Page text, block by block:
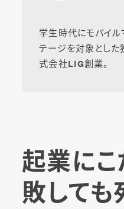
学生時代にモバイル
テージを対象とした
式会社LIG創業。
起業に
敗しても